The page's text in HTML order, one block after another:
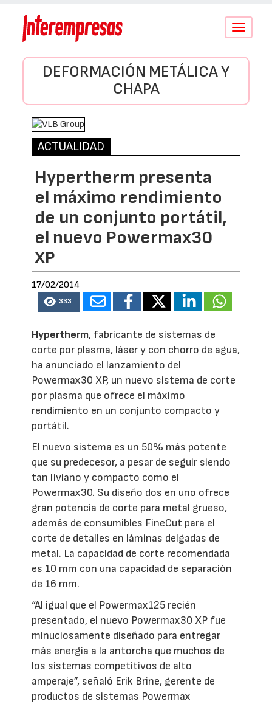
Conmutar
DEFORMACIÓN METÁLICA Y
CHAPA
ACTUALIDAD
Hypertherm presenta
el máximo rendimiento
de un conjunto portátil,
el nuevo Powermax30
XP
17/02/2014
333
Hypertherm, fabricante de sistemas de
corte por plasma, láser y con chorro de agua,
ha anunciado el lanzamiento del
Powermax30 XP, un nuevo sistema de corte
por plasma que ofrece el máximo
rendimiento en un conjunto compacto y
portátil.
El nuevo sistema es un 50% más potente
que su predecesor, a pesar de seguir siendo
tan liviano y compacto como el
Powermax30. Su diseño dos en uno ofrece
gran potencia de corte para metal grueso,
además de consumibles FineCut para el
corte de detalles en láminas delgadas de
metal. La capacidad de corte recomendada
es 10 mm con una capacidad de separación
de 16 mm.
“Al igual que el Powermax125 recién
presentado, el nuevo Powermax30 XP fue
minuciosamente diseñado para entregar
más energía a la antorcha que muchos de
los sistemas competitivos de alto
amperaje”, señaló Erik Brine, gerente de
productos de sistemas Powermax